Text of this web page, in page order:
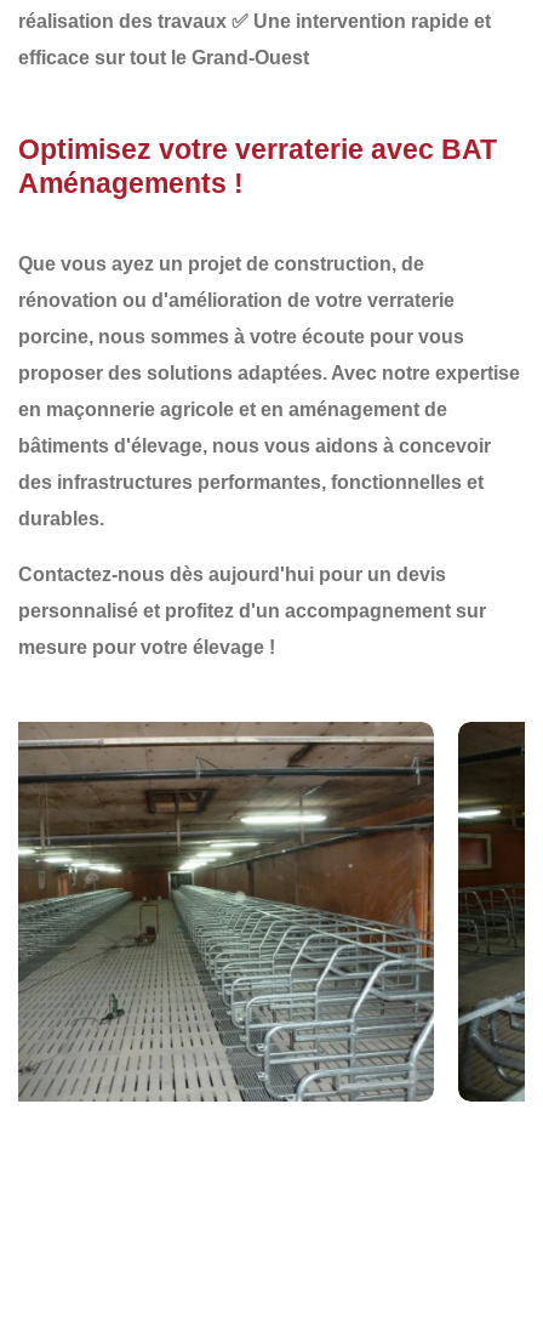
réalisation des travaux ✅ Une intervention rapide et
efficace sur tout le Grand-Ouest
Optimisez votre verraterie avec BAT
Aménagements !
Que vous ayez un projet de construction, de
rénovation ou d'amélioration de votre verraterie
porcine, nous sommes à votre écoute pour vous
proposer des solutions adaptées. Avec notre expertise
en maçonnerie agricole et en aménagement de
bâtiments d'élevage, nous vous aidons à concevoir
des infrastructures performantes, fonctionnelles et
durables.
Contactez-nous dès aujourd'hui pour un devis
personnalisé et profitez d'un accompagnement sur
mesure pour votre élevage !